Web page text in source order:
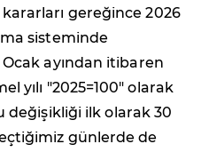
gereğince 2026
sisteminde
ayından itibaren
yılı "2025=100" olarak
değişikliği ilk olarak 30
günlerde de